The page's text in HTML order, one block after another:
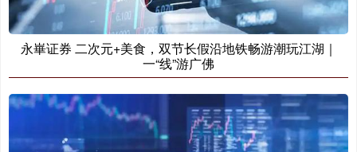
永崋证券 二次元+美食，双节长假沿地铁畅游潮玩江湖｜
一“线”游广佛